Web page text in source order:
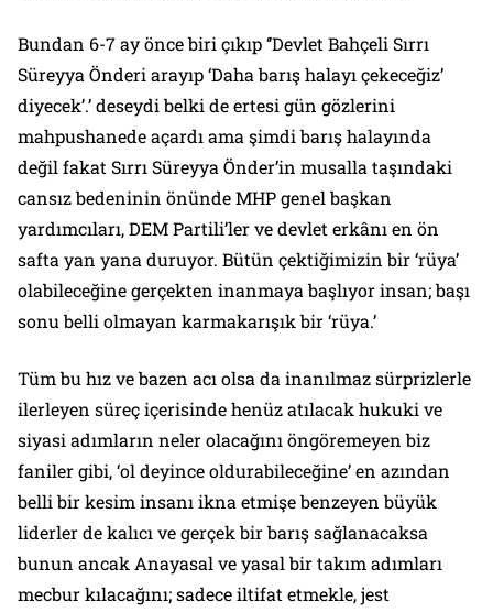
Bundan 6-7 ay önce biri çıkıp ‘’Devlet Bahçeli Sırrı
Süreyya Önderi arayıp ‘Daha barış halayı çekeceğiz’
diyecek’.’ deseydi belki de ertesi gün gözlerini
mahpushanede açardı ama şimdi barış halayında
değil fakat Sırrı Süreyya Önder’in musalla taşındaki
cansız bedeninin önünde MHP genel başkan
yardımcıları, DEM Partili’ler ve devlet erkânı en ön
safta yan yana duruyor. Bütün çektiğimizin bir ‘rüya’
olabileceğine gerçekten inanmaya başlıyor insan; başı
sonu belli olmayan karmakarışık bir ‘rüya.’
Tüm bu hız ve bazen acı olsa da inanılmaz sürprizlerle
ilerleyen süreç içerisinde henüz atılacak hukuki ve
siyasi adımların neler olacağını öngöremeyen biz
faniler gibi, ‘ol deyince oldurabileceğine’ en azından
belli bir kesim insanı ikna etmişe benzeyen büyük
liderler de kalıcı ve gerçek bir barış sağlanacaksa
bunun ancak Anayasal ve yasal bir takım adımları
mecbur kılacağını; sadece iltifat etmekle, jest